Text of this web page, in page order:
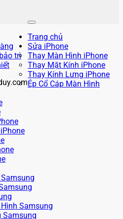
trì
Trang chủ
Sửa iPhone
Thay Màn Hình iPhone
Thay Mặt Kính iPhone
Thay Kính Lưng iPhone
Ép Cổ Cáp Màn Hình
Samsung
Samsung